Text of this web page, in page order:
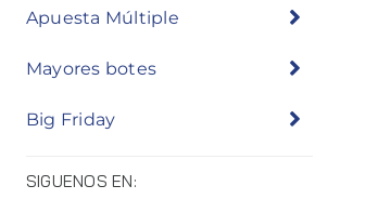
Apuesta Múltiple
Mayores botes
Big Friday
SIGUENOS EN: